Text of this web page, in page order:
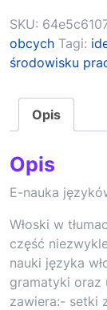
SKU:
obcych Tagi:
środowisku
Opis
Opis
E-nauka
Włoski w
część
nauki języka
gramatyki oraz
zawiera:- setki